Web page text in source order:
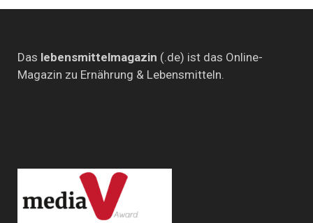
Das lebensmittelmagazin (.de) ist das Online-
Magazin zu Ernährung & Lebensmitteln.